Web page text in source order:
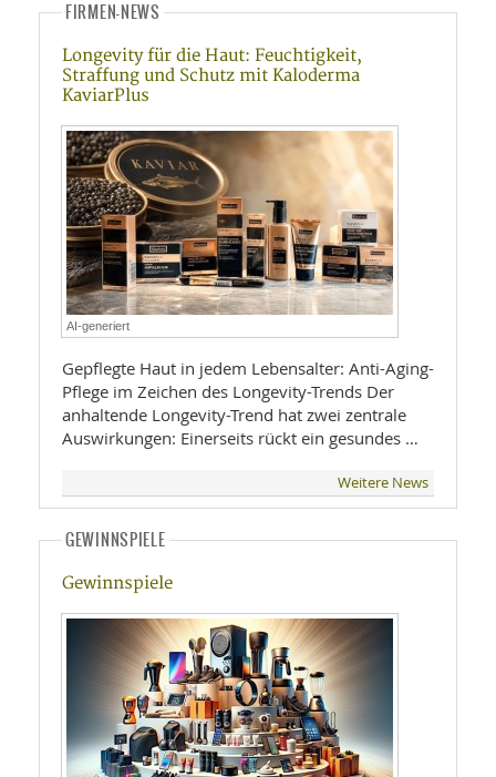
FIRMEN-NEWS
Longevity für die Haut: Feuchtigkeit,
Straffung und Schutz mit Kaloderma
KaviarPlus
AI-generiert
Gepflegte Haut in jedem Lebensalter: Anti-Aging-
Pflege im Zeichen des Longevity-Trends Der
anhaltende Longevity-Trend hat zwei zentrale
Auswirkungen: Einerseits rückt ein gesundes …
Weitere News
GEWINNSPIELE
Gewinnspiele